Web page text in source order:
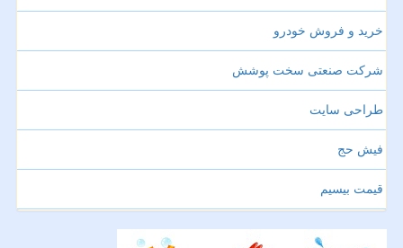
خرید و فروش خودرو
شرکت صنعتی سخت پوشش
طراحی سایت
فیش حج
قیمت بیسیم